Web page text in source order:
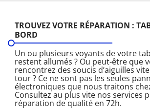
TROUVEZ VOTRE RÉPARATION :
BORD
Un ou plusieurs voyants de votre
restent allumés ? Ou peut-être que
rencontrez des soucis d’aiguilles
tour ? Ce ne sont pas les seules
électroniques que nous traitons
Consultez au plus vite nos services
réparation de qualité en 72h.